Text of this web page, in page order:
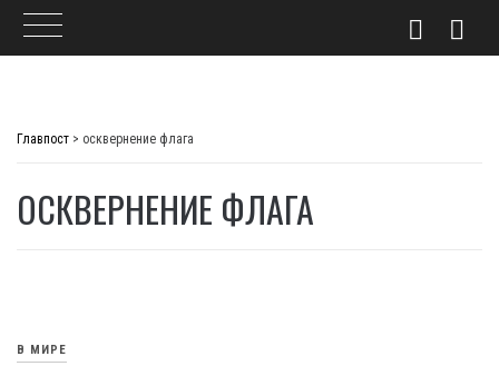
Главпост > осквернение флага
ОСКВЕРНЕНИЕ ФЛАГА
В МИРЕ